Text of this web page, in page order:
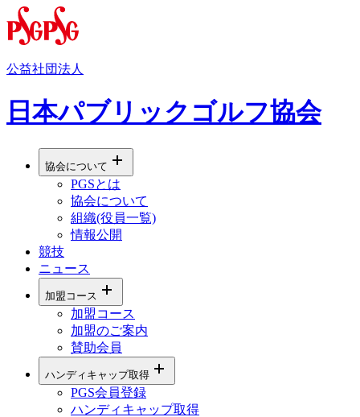
公益社団法人
日本パブリックゴルフ協会
協会について
PGSとは
協会について
組織(役員一覧)
情報公開
競技
ニュース
加盟コース
加盟コース
加盟のご案内
賛助会員
ハンディキャップ取得
PGS会員登録
ハンディキャップ取得